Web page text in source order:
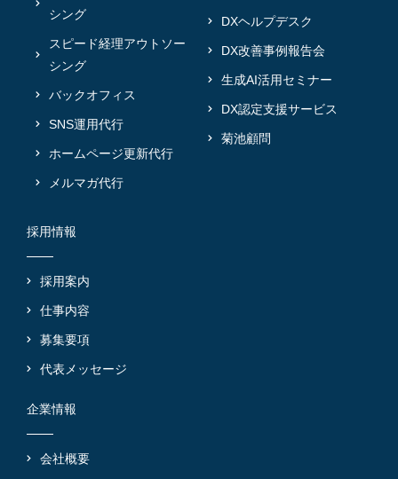
シング
スピード経理アウトソー
シング
バックオフィス
SNS運用代行
ホームページ更新代行
メルマガ代行
DXヘルプデスク
DX改善事例報告会
生成AI活用セミナー
DX認定支援サービス
菊池顧問
採用情報
採用案内
仕事内容
募集要項
代表メッセージ
企業情報
会社概要